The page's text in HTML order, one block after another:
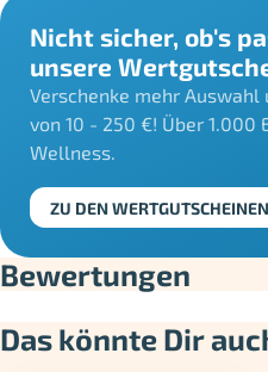
Nicht sicher, ob's
unsere
Verschenke mehr
von 10 - 250 €! Über 1.000
Wellness.
ZU DEN WERTGUTSCHEINEN
Bewertungen
Das könnte Dir